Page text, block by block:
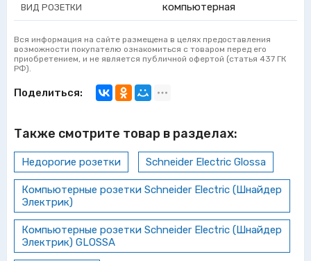
ВИД РОЗЕТКИ компьютерная
Вся информация на сайте размещена в целях предоставления
возможности покупателю ознакомиться с товаром перед его
приобретением, и не является публичной офертой (статья 437 ГК
РФ).
Поделиться:
Также смотрите товар в разделах:
Недорогие розетки Schneider Electric Glossa
Компьютерные розетки Schneider Electric (Шнайдер
Электрик)
Компьютерные розетки Schneider Electric (Шнайдер
Электрик) GLOSSA